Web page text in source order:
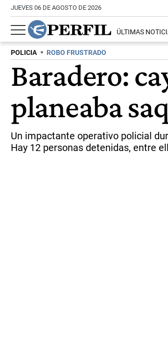
JUEVES 06 DE AGOSTO DE 2026
ÚLTIMAS
POLICIA ROBO FRUSTRADO
Baradero:
planeaba
Un impactante operativo policial
Hay 12 personas detenidas, entre